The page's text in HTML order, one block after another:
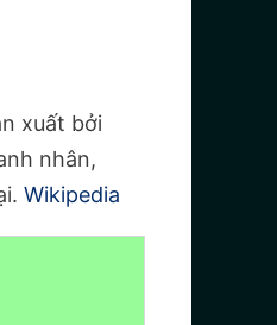
xuất bởi
nhân,
Wikipedia